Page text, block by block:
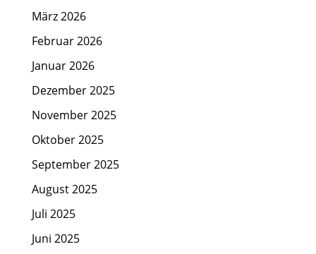
März 2026
Februar 2026
Januar 2026
Dezember 2025
November 2025
Oktober 2025
September 2025
August 2025
Juli 2025
Juni 2025